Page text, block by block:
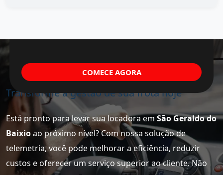
Transforme a gestão de sua frota hoje
Está pronto para levar sua locadora emSão Geraldo do
Baixioao próximo nível? Com nossa solução de
telemetria, você pode melhorar a eficiência, reduzir
custos e oferecer um serviço superior ao cliente. Não
COMECE AGORA